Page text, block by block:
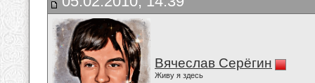
Вячеслав Серёгин
Живу я здесь